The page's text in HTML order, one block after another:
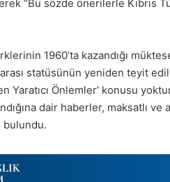
“Bu sözde önerilerle Kıbrıs
1960’ta kazandığı
statüsünün yeniden teyit
Yaratıcı Önlemler’ konusu
dair haberler, maksatlı ve
bulundu.
2025, Gıynık